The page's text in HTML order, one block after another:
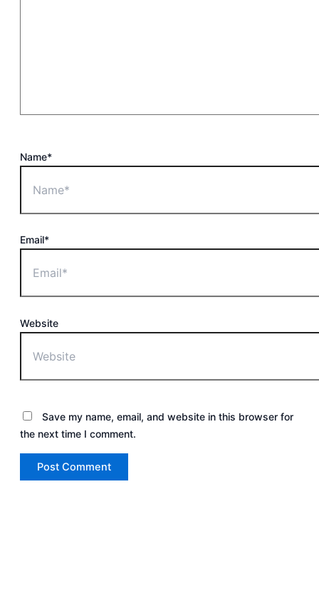
Name*
Email*
Website
Save my name, email, and website in this browser for
the next time I comment.